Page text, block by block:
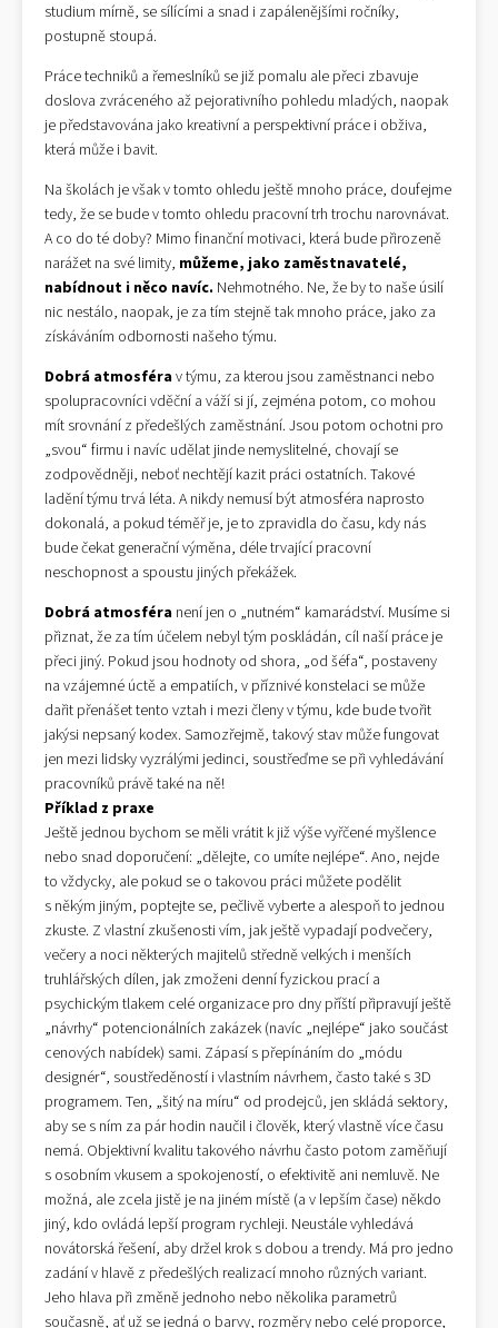
studium mírně, se sílícími a snad i zapálenějšími ročníky,
postupně stoupá.
Práce techniků a řemeslníků se již pomalu ale přeci zbavuje
doslova zvráceného až pejorativního pohledu mladých, naopak
je představována jako kreativní a perspektivní práce i obživa,
která může i bavit.
Na školách je však v tomto ohledu ještě mnoho práce, doufejme
tedy, že se bude v tomto ohledu pracovní trh trochu narovnávat.
A co do té doby? Mimo finanční motivaci, která bude přirozeně
narážet na své limity, můžeme, jako zaměstnavatelé,
nabídnout i něco navíc. Nehmotného. Ne, že by to naše úsilí
nic nestálo, naopak, je za tím stejně tak mnoho práce, jako za
získáváním odbornosti našeho týmu.
Dobrá atmosférav týmu, za kterou jsou zaměstnanci nebo
spolupracovníci vděční a váží si jí, zejména potom, co mohou
mít srovnání z předešlých zaměstnání. Jsou potom ochotni pro
„svou“ firmu i navíc udělat jinde nemyslitelné, chovají se
zodpovědněji, neboť nechtějí kazit práci ostatních. Takové
ladění týmu trvá léta. A nikdy nemusí být atmosféra naprosto
dokonalá, a pokud téměř je, je to zpravidla do času, kdy nás
bude čekat generační výměna, déle trvající pracovní
neschopnost a spoustu jiných překážek.
Dobrá atmosféra není jen o „nutném“ kamarádství. Musíme si
přiznat, že za tím účelem nebyl tým poskládán, cíl naší práce je
přeci jiný. Pokud jsou hodnoty od shora, „od šéfa“, postaveny
na vzájemné úctě a empatiích, v příznivé konstelaci se může
dařit přenášet tento vztah i mezi členy v týmu, kde bude tvořit
jakýsi nepsaný kodex. Samozřejmě, takový stav může fungovat
jen mezi lidsky vyzrálými jedinci, soustřeďme se při vyhledávání
pracovníků právě také na ně!
Příklad z praxe
Ještě jednou bychom se měli vrátit k již výše vyřčené myšlence
nebo snad doporučení: „dělejte, co umíte nejlépe“. Ano, nejde
to vždycky, ale pokud se o takovou práci můžete podělit
s někým jiným, poptejte se, pečlivě vyberte a alespoň to jednou
zkuste. Z vlastní zkušenosti vím, jak ještě vypadají podvečery,
večery a noci některých majitelů středně velkých i menších
truhlářských dílen, jak zmoženi denní fyzickou prací a
psychickým tlakem celé organizace pro dny příští připravují ještě
„návrhy“ potencionálních zakázek (navíc „nejlépe“ jako součást
cenových nabídek) sami. Zápasí s přepínáním do „módu
designér“, soustředěností i vlastním návrhem, často také s 3D
programem. Ten, „šitý na míru“ od prodejců, jen skládá sektory,
aby se s ním za pár hodin naučil i člověk, který vlastně více času
nemá. Objektivní kvalitu takového návrhu často potom zaměňují
s osobním vkusem a spokojeností, o efektivitě ani nemluvě. Ne
možná, ale zcela jistě je na jiném místě (a v lepším čase) někdo
jiný, kdo ovládá lepší program rychleji. Neustále vyhledává
novátorská řešení, aby držel krok s dobou a trendy. Má pro jedno
zadání v hlavě z předešlých realizací mnoho různých variant.
Jeho hlava při změně jednoho nebo několika parametrů
současně, ať už se jedná o barvy, rozměry nebo celé proporce,